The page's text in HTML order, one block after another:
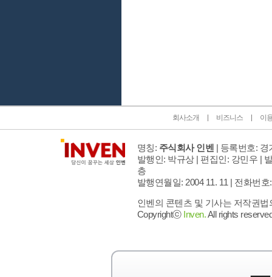
회사소개 비즈니스 이
명칭: 주식회사 인벤 | 등록번호: 경
발행인: 박규상 | 편집인: 강민우 |
층
발행연월일: 2004 11. 11 | 전화번호
인벤의 콘텐츠 및 기사는 저작권
Copyrightⓒ Inven.All rights